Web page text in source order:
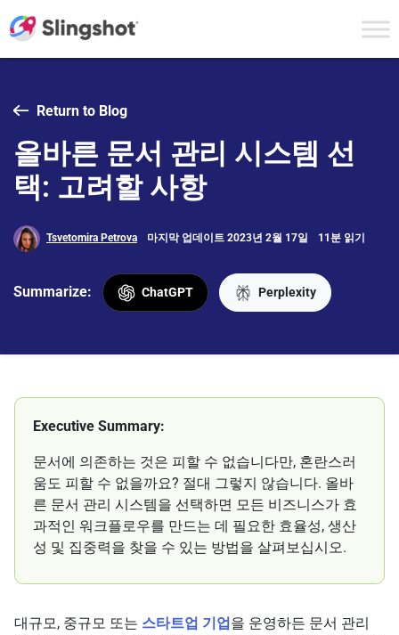
Return to Blog
올바른 문서 관리 시스템 선
택: 고려할 사항
Tsvetomira Petrova 마지막 업데이트 2023년 2월 17일 11분 읽기
Summarize: ChatGPT Perplexity
Executive Summary:
문서에 의존하는 것은 피할 수 없습니다만, 혼란스러
움도 피할 수 없을까요? 절대 그렇지 않습니다. 올바
른 문서 관리 시스템을 선택하면 모든 비즈니스가 효
과적인 워크플로우를 만드는 데 필요한 효율성, 생산
성 및 집중력을 찾을 수 있는 방법을 살펴보십시오.
대규모, 중규모 또는 스타트업 기업 을 운영하든 문서 관리